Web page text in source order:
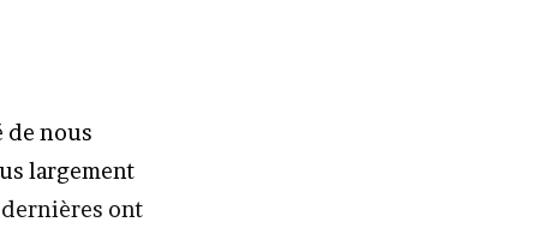
de nous
largement
dernières ont